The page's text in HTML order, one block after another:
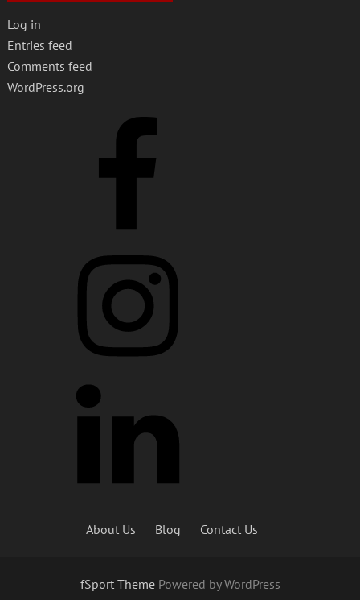
Log in
Entries feed
Comments feed
WordPress.org
About Us Blog Contact Us
fSport Theme Powered by WordPress